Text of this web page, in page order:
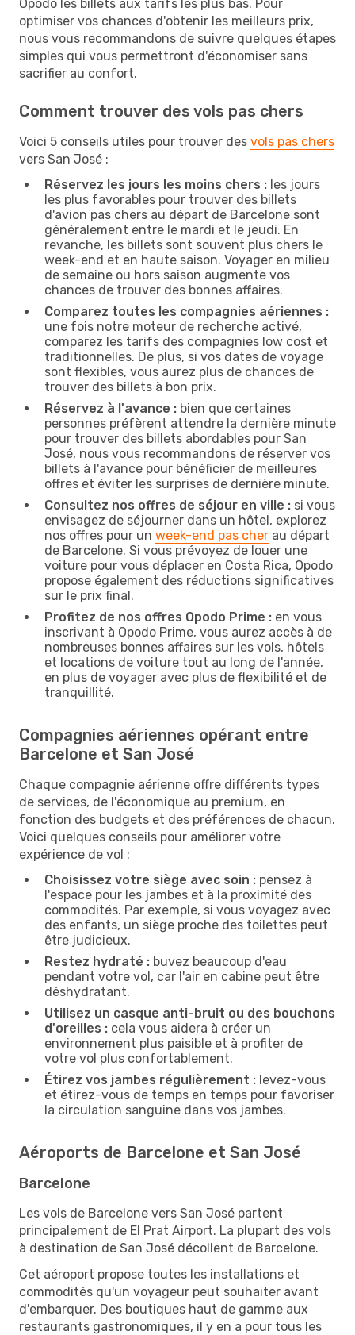
Opodo les billets aux tarifs les plus bas. Pour
optimiser vos chances d'obtenir les meilleurs prix,
nous vous recommandons de suivre quelques étapes
simples qui vous permettront d'économiser sans
sacrifier au confort.
Comment trouver des vols pas chers
Voici 5 conseils utiles pour trouver des vols pas chers
vers San José :
Réservez les jours les moins chers : les jours
les plus favorables pour trouver des billets
d'avion pas chers au départ de Barcelone sont
généralement entre le mardi et le jeudi. En
revanche, les billets sont souvent plus chers le
week-end et en haute saison. Voyager en milieu
de semaine ou hors saison augmente vos
chances de trouver des bonnes affaires.
Comparez toutes les compagnies aériennes :
une fois notre moteur de recherche activé,
comparez les tarifs des compagnies low cost et
traditionnelles. De plus, si vos dates de voyage
sont flexibles, vous aurez plus de chances de
trouver des billets à bon prix.
Réservez à l'avance : bien que certaines
personnes préfèrent attendre la dernière minute
pour trouver des billets abordables pour San
José, nous vous recommandons de réserver vos
billets à l'avance pour bénéficier de meilleures
offres et éviter les surprises de dernière minute.
Consultez nos offres de séjour en ville : si vous
envisagez de séjourner dans un hôtel, explorez
nos offres pour un week-end pas cher au départ
de Barcelone. Si vous prévoyez de louer une
voiture pour vous déplacer en Costa Rica, Opodo
propose également des réductions significatives
sur le prix final.
Profitez de nos offres Opodo Prime : en vous
inscrivant à Opodo Prime, vous aurez accès à de
nombreuses bonnes affaires sur les vols, hôtels
et locations de voiture tout au long de l'année,
en plus de voyager avec plus de flexibilité et de
tranquillité.
Compagnies aériennes opérant entre
Barcelone et San José
Chaque compagnie aérienne offre différents types
de services, de l'économique au premium, en
fonction des budgets et des préférences de chacun.
Voici quelques conseils pour améliorer votre
expérience de vol :
Choisissez votre siège avec soin : pensez à
l'espace pour les jambes et à la proximité des
commodités. Par exemple, si vous voyagez avec
des enfants, un siège proche des toilettes peut
être judicieux.
Restez hydraté : buvez beaucoup d'eau
pendant votre vol, car l'air en cabine peut être
déshydratant.
Utilisez un casque anti-bruit ou des bouchons
d'oreilles : cela vous aidera à créer un
environnement plus paisible et à profiter de
votre vol plus confortablement.
Étirez vos jambes régulièrement : levez-vous
et étirez-vous de temps en temps pour favoriser
la circulation sanguine dans vos jambes.
Aéroports de Barcelone et San José
Barcelone
Les vols de Barcelone vers San José partent
principalement de El Prat Airport. La plupart des vols
à destination de San José décollent de Barcelone.
Cet aéroport propose toutes les installations et
commodités qu'un voyageur peut souhaiter avant
d'embarquer. Des boutiques haut de gamme aux
restaurants gastronomiques, il y en a pour tous les